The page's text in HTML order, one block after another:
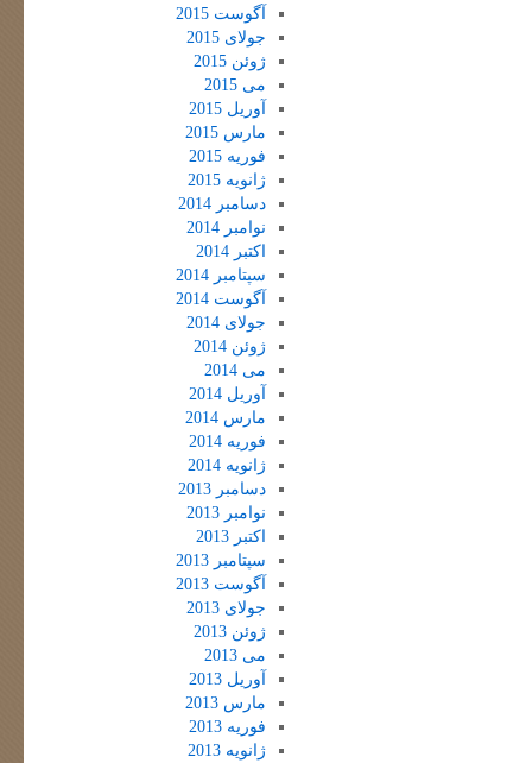
آگوست 2015
جولای 2015
ژوئن 2015
می 2015
آوریل 2015
مارس 2015
فوریه 2015
ژانویه 2015
دسامبر 2014
نوامبر 2014
اکتبر 2014
سپتامبر 2014
آگوست 2014
جولای 2014
ژوئن 2014
می 2014
آوریل 2014
مارس 2014
فوریه 2014
ژانویه 2014
دسامبر 2013
نوامبر 2013
اکتبر 2013
سپتامبر 2013
آگوست 2013
جولای 2013
ژوئن 2013
می 2013
آوریل 2013
مارس 2013
فوریه 2013
ژانویه 2013